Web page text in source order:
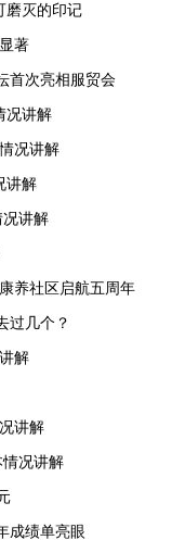
磨灭的印记
著
首次亮相服贸会
况讲解
况讲解
讲解
况讲解
养社区启航五周年
过几个？
解
讲解
况讲解
成绩单亮眼